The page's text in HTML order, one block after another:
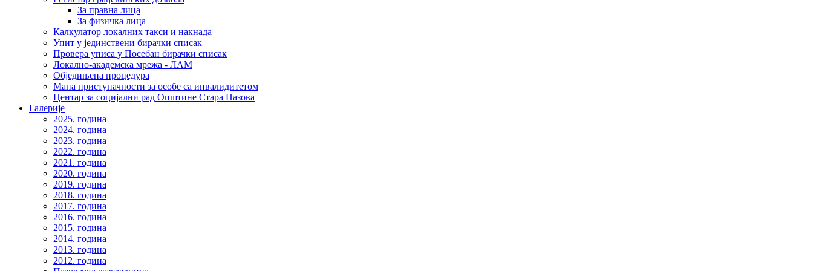
За правна лица
За физичка лица
Калкулатор локалних такси и накнада
Упит у јединствени бирачки списак
Провера уписа у Посебан бирачки списак
Локално-академска мрежа - ЛАМ
Обједињена процедура
Мапа приступачности за особе са инвалидитетом
Центар за социјални рад Општине Стара Пазова
Галерије
2025. година
2024. година
2023. година
2022. година
2021. година
2020. година
2019. година
2018. година
2017. година
2016. година
2015. година
2014. година
2013. година
2012. година